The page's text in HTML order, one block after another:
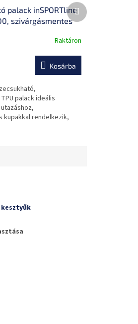
palack inSPORTline
szivárgásmentes
könnyen tisztítható
Raktáron
Kosárba
palack ideális
kupakkal rendelkezik,
Következő
termék